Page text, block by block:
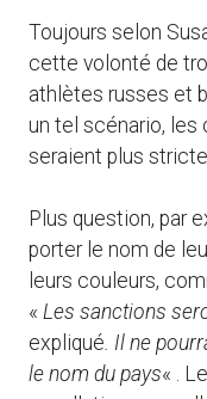
Toujours selon
cette volonté de
athlètes russes et
un tel scénario, les
seraient plus
Plus question, par
porter le nom de
leurs couleurs,
« Les sanctions
expliqué. Il ne
le nom du pays« .